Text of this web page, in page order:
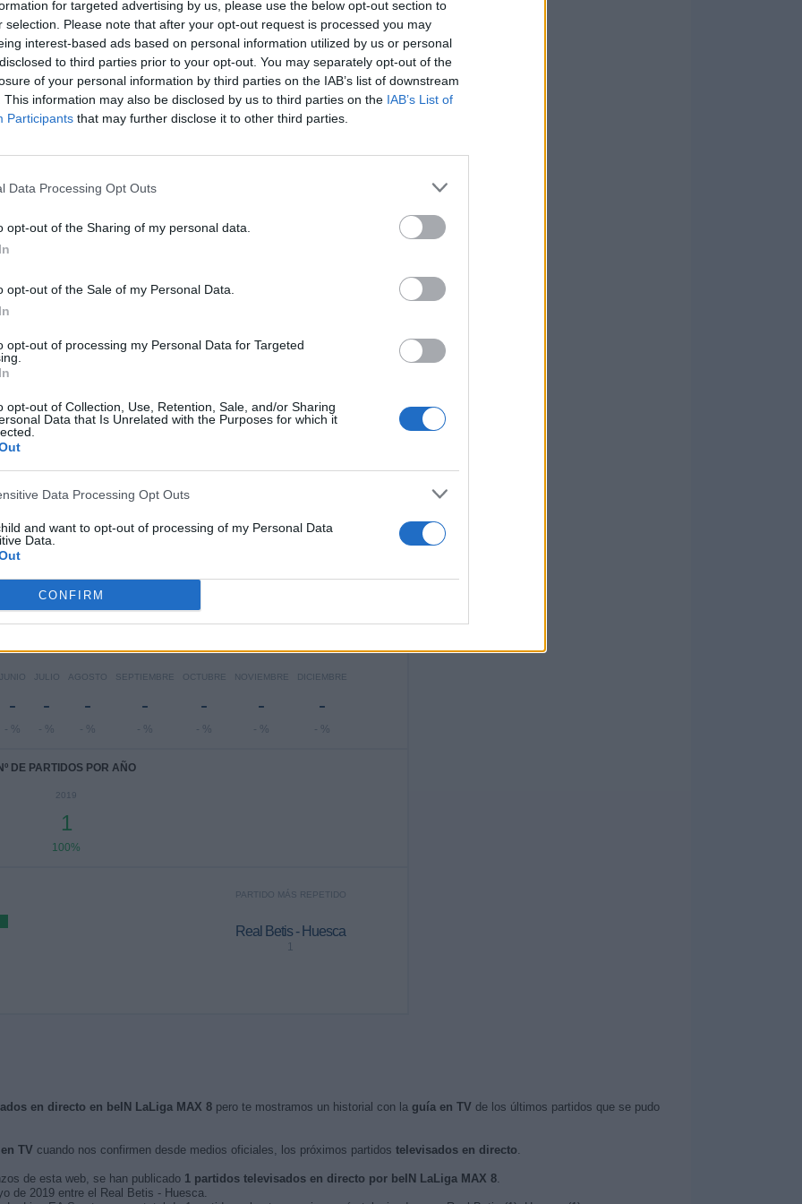
for targeted advertising by us, please use the below opt-out section to
selection. Please note that after your opt-out request is processed you may
interest-based ads based on personal information utilized by us or personal
to third parties prior to your opt-out. You may separately opt-out of the
of your personal information by third parties on the IAB’s list of downstream
This information may also be disclosed by us to third parties on the IAB’s List of
Participants that may further disclose it to other third parties.
Data Processing Opt Outs
opt-out of the Sharing of my personal data.
opt-out of the Sale of my Personal Data.
opt-out of processing my Personal Data for Targeted
opt-out of Collection, Use, Retention, Sale, and/or Sharing
Data that Is Unrelated with the Purposes for which it
Data Processing Opt Outs
and want to opt-out of processing of my Personal Data
Data.
CONFIRM
los datos estadísticos de cuándo y dónde se televisan los partidos del canalbeIN
dar los siguientes datos:
1
TELEVISADAS
2
EQUIPOS TELEVISADOS
1 (100%)
RANKING POR DEPORTES
POR DÍA DE LA SEMANA
-
- %
-
- %
-
- %
1
DE PARTIDOS POR MES
JUNIO
-
- %
JULIO
-
- %
AGOSTO
-
- %
SEPTIEMBRE
-
- %
OCTUBRE
-
- %
NOVIEMBRE
-
- %
DICIEMBRE
-
- %
DE PARTIDOS POR AÑO
2019
1
100%
PARTIDO MÁS REPETIDO
Real Betis - Huesca
1
en directo en beIN LaLiga MAX 8pero te mostramos un historial con la guía en TV de los últimos partidos que se pudo
TV cuando nos confirmen desde medios oficiales, los próximos partidos televisados en directo.
de esta web, se han publicado 1 partidos televisados en directo por beIN LaLiga MAX 8.
de 2019 entre el Real Betis - Huesca.